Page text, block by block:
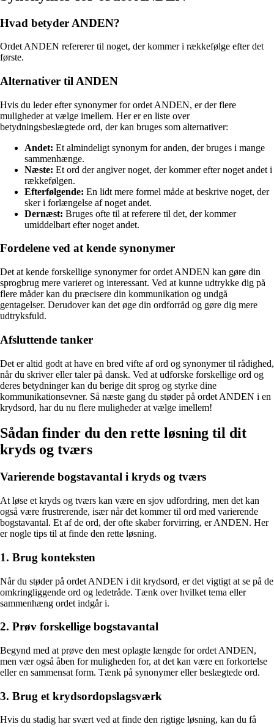
Hvad betyder ANDEN?
Ordet ANDEN refererer til noget, der kommer i rækkefølge efter det
første.
Alternativer til ANDEN
Hvis du leder efter synonymer for ordet ANDEN, er der flere
muligheder at vælge imellem. Her er en liste over
betydningsbeslægtede ord, der kan bruges som alternativer:
Andet: Et almindeligt synonym for anden, der bruges i mange
sammenhænge.
Næste: Et ord der angiver noget, der kommer efter noget andet i
rækkefølgen.
Efterfølgende: En lidt mere formel måde at beskrive noget, der
sker i forlængelse af noget andet.
Dernæst: Bruges ofte til at referere til det, der kommer
umiddelbart efter noget andet.
Fordelene ved at kende synonymer
Det at kende forskellige synonymer for ordet ANDEN kan gøre din
sprogbrug mere varieret og interessant. Ved at kunne udtrykke dig på
flere måder kan du præcisere din kommunikation og undgå
gentagelser. Derudover kan det øge din ordforråd og gøre dig mere
udtryksfuld.
Afsluttende tanker
Det er altid godt at have en bred vifte af ord og synonymer til rådighed,
når du skriver eller taler på dansk. Ved at udforske forskellige ord og
deres betydninger kan du berige dit sprog og styrke dine
kommunikationsevner. Så næste gang du støder på ordet ANDEN i en
krydsord, har du nu flere muligheder at vælge imellem!
Sådan finder du den rette løsning til dit
kryds og tværs
Varierende bogstavantal i kryds og tværs
At løse et kryds og tværs kan være en sjov udfordring, men det kan
også være frustrerende, især når det kommer til ord med varierende
bogstavantal. Et af de ord, der ofte skaber forvirring, er ANDEN. Her
er nogle tips til at finde den rette løsning.
1. Brug konteksten
Når du støder på ordet ANDEN i dit krydsord, er det vigtigt at se på de
omkringliggende ord og ledetråde. Tænk over hvilket tema eller
sammenhæng ordet indgår i.
2. Prøv forskellige bogstavantal
Begynd med at prøve den mest oplagte længde for ordet ANDEN,
men vær også åben for muligheden for, at det kan være en forkortelse
eller en sammensat form. Tænk på synonymer eller beslægtede ord.
3. Brug et krydsordopslagsværk
Hvis du stadig har svært ved at finde den rigtige løsning, kan du få